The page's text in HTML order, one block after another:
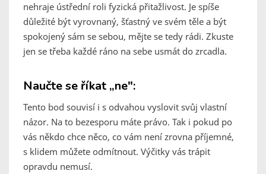
nehraje ústřední roli fyzická přitažlivost. Je spíše
důležité být vyrovnaný, šťastný ve svém těle a být
spokojený sám se sebou, mějte se tedy rádi. Zkuste
jen se třeba každé ráno na sebe usmát do zrcadla.
Naučte se říkat „ne":
Tento bod souvisí i s odvahou vyslovit svůj vlastní
názor. Na to bezesporu máte právo. Tak i pokud po
vás někdo chce něco, co vám není zrovna příjemné,
s klidem můžete odmítnout. Výčitky vás trápit
opravdu nemusí.